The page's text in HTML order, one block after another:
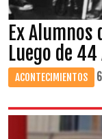
Ex
Luego de
ACONTECIMIENTOS